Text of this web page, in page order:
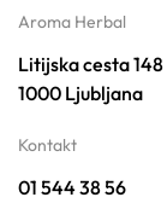
Aroma Herbal
Litijska cesta 148
1000 Ljubljana
Kontakt
01 544 38 56